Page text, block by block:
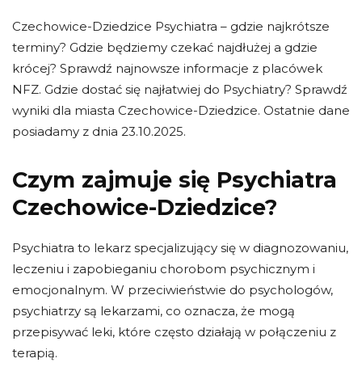
Czechowice-Dziedzice Psychiatra – gdzie najkrótsze
terminy? Gdzie będziemy czekać najdłużej a gdzie
krócej? Sprawdź najnowsze informacje z placówek
NFZ. Gdzie dostać się najłatwiej do Psychiatry? Sprawdź
wyniki dla miasta Czechowice-Dziedzice. Ostatnie dane
posiadamy z dnia 23.10.2025.
Czym zajmuje się Psychiatra
Czechowice-Dziedzice?
Psychiatra to lekarz specjalizujący się w diagnozowaniu,
leczeniu i zapobieganiu chorobom psychicznym i
emocjonalnym. W przeciwieństwie do psychologów,
psychiatrzy są lekarzami, co oznacza, że ​​mogą
przepisywać leki, które często działają w połączeniu z
terapią.